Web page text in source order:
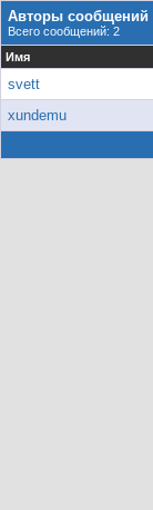
Авторы сообщений
Всего сообщений: 2
Имя
svett
xundemu